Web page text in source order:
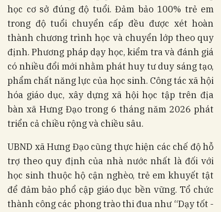
học cơ sở đúng độ tuổi. Đảm bảo 100% trẻ em
trong độ tuổi chuyển cấp đều được xét hoàn
thành chương trình học và chuyển lớp theo quy
định. Phương pháp dạy học, kiểm tra và đánh giá
có nhiều đổi mới nhằm phát huy tư duy sáng tạo,
phẩm chất năng lực của học sinh. Công tác xã hội
hóa giáo dục, xây dựng xã hội học tập trên địa
bàn xã Hưng Đạo trong 6 tháng năm 2026 phát
triển cả chiều rộng và chiều sâu.
UBND xã Hưng Đạo cũng thực hiện các chế độ hỗ
trợ theo quy định của nhà nước nhất là đối với
học sinh thuộc hộ cận nghèo, trẻ em khuyết tật
để đảm bảo phổ cập giáo dục bền vững. Tổ chức
thành công các phong trào thi đua như “Dạy tốt -